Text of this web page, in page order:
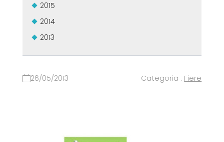
2015
2014
2013
26/05/2013 Categoria : Fiere